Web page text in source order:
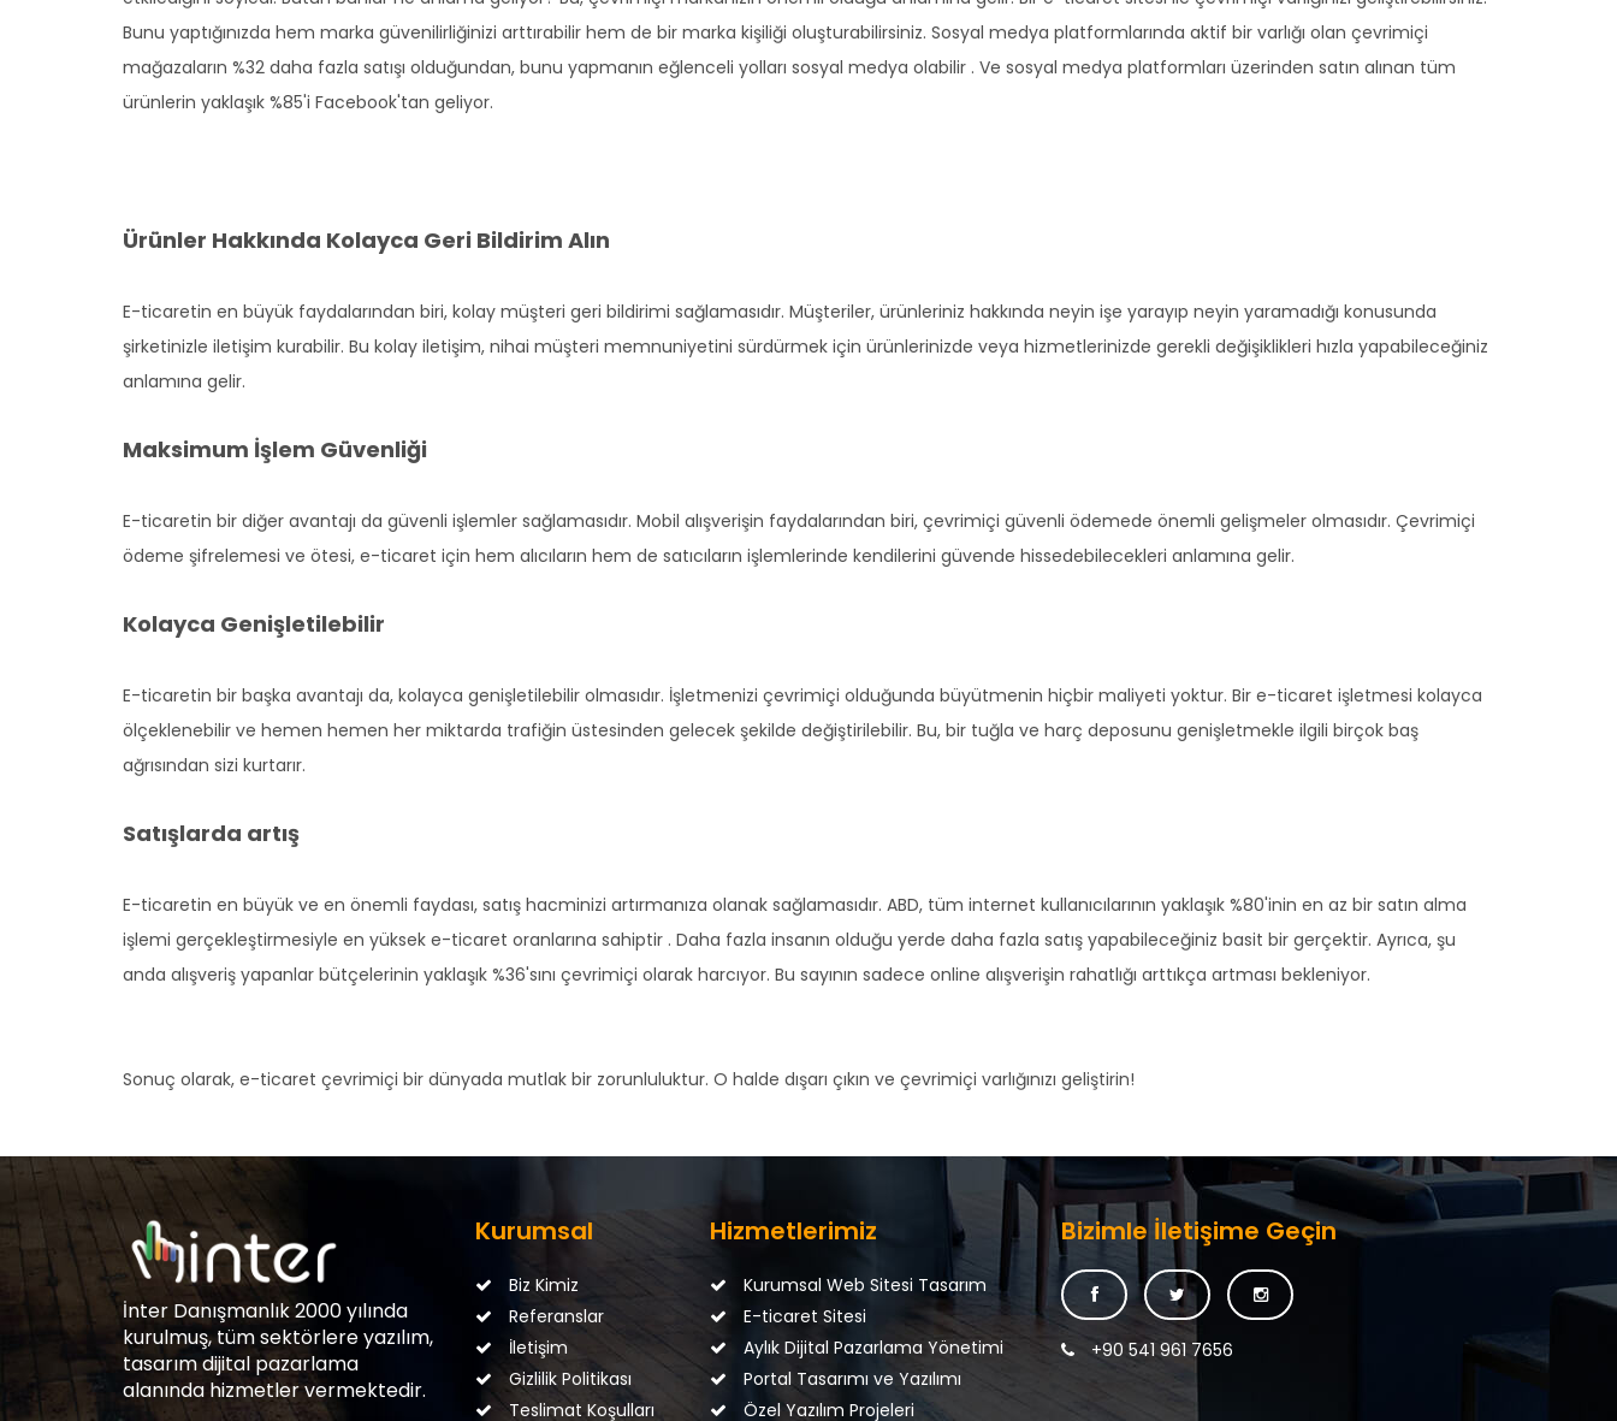
Bunu yaptığınızda hem marka güvenilirliğinizi arttırabilir hem de bir marka kişiliği oluşturabilirsiniz. Sosyal medya platformlarında aktif bir varlığı olan çevrimiçi
mağazaların %32 daha fazla satışı olduğundan, bunu yapmanın eğlenceli yolları sosyal medya olabilir . Ve sosyal medya platformları üzerinden satın alınan tüm
ürünlerin yaklaşık %85'i Facebook'tan geliyor.
Ürünler Hakkında Kolayca Geri Bildirim Alın
E-ticaretin en büyük faydalarından biri, kolay müşteri geri bildirimi sağlamasıdır. Müşteriler, ürünleriniz hakkında neyin işe yarayıp neyin yaramadığı konusunda
şirketinizle iletişim kurabilir. Bu kolay iletişim, nihai müşteri memnuniyetini sürdürmek için ürünlerinizde veya hizmetlerinizde gerekli değişiklikleri hızla yapabileceğiniz
anlamına gelir.
Maksimum İşlem Güvenliği
E-ticaretin bir diğer avantajı da güvenli işlemler sağlamasıdır. Mobil alışverişin faydalarından biri, çevrimiçi güvenli ödemede önemli gelişmeler olmasıdır. Çevrimiçi
ödeme şifrelemesi ve ötesi, e-ticaret için hem alıcıların hem de satıcıların işlemlerinde kendilerini güvende hissedebilecekleri anlamına gelir.
Kolayca Genişletilebilir
E-ticaretin bir başka avantajı da, kolayca genişletilebilir olmasıdır. İşletmenizi çevrimiçi olduğunda büyütmenin hiçbir maliyeti yoktur. Bir e-ticaret işletmesi kolayca
ölçeklenebilir ve hemen hemen her miktarda trafiğin üstesinden gelecek şekilde değiştirilebilir. Bu, bir tuğla ve harç deposunu genişletmekle ilgili birçok baş
ağrısından sizi kurtarır.
Satışlarda artış
E-ticaretin en büyük ve en önemli faydası, satış hacminizi artırmanıza olanak sağlamasıdır. ABD, tüm internet kullanıcılarının yaklaşık %80'inin en az bir satın alma
işlemi gerçekleştirmesiyle en yüksek e-ticaret oranlarına sahiptir . Daha fazla insanın olduğu yerde daha fazla satış yapabileceğiniz basit bir gerçektir. Ayrıca, şu
anda alışveriş yapanlar bütçelerinin yaklaşık %36'sını çevrimiçi olarak harcıyor. Bu sayının sadece online alışverişin rahatlığı arttıkça artması bekleniyor.
Sonuç olarak, e-ticaret çevrimiçi bir dünyada mutlak bir zorunluluktur. O halde dışarı çıkın ve çevrimiçi varlığınızı geliştirin!
İnter Danışmanlık 2000 yılında
kurulmuş, tüm sektörlere yazılım,
tasarım dijital pazarlama
alanında hizmetler vermektedir.
Kurumsal
Biz Kimiz
Referanslar
İletişim
Gizlilik Politikası
Teslimat Koşulları
Hizmetlerimiz
Kurumsal Web Sitesi Tasarım
E-ticaret Sitesi
Aylık Dijital Pazarlama Yönetimi
Portal Tasarımı ve Yazılımı
Özel Yazılım Projeleri
Bizimle İletişime Geçin
+90 541 961 7656